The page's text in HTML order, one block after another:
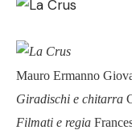
Mauro Ermanno
Giradischi e chitarra
Filmati e regia